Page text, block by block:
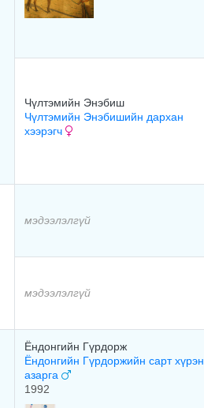
Чүлтэмийн Энэбиш
Чүлтэмийн Энэбишийн дархан
хээрэгч
мэдээлэлгүй
мэдээлэлгүй
Ёндонгийн Гүрдорж
Ёндонгийн Гүрдоржийн сарт хүрэн
азарга
1992